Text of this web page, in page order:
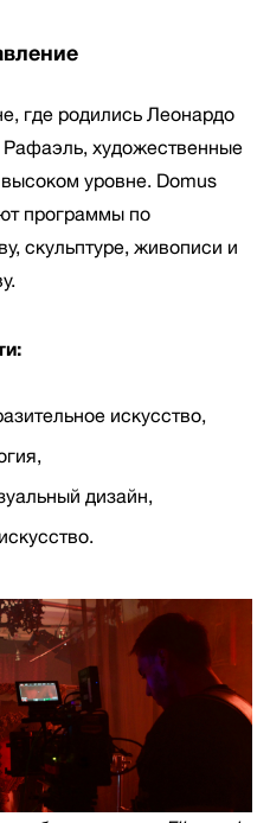
где родились Леонардо
художественные
уровне. Domus
программы по
скульптуре, живописи и
искусство,
дизайн,